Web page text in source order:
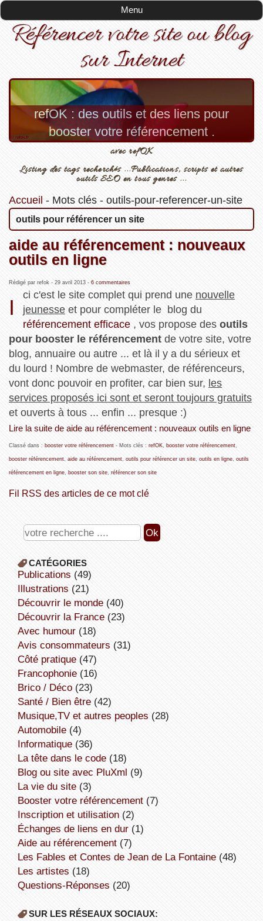
Menu
Référencer votre site ou blog
sur Internet
refOK : des outils et des liens pour
booster votre référencement .
avec refOK
Listing des tags recherchés ...Publications, scripts et autres
outils SEO en tous genres ...
Accueil - Mots clés- outils-pour-referencer-un-site
outils pour référencer un site
aide au référencement : nouveaux
outils en ligne
Rédigé par refok - 29 avril 2013- 6 commentaires
I
ci c'est le site complet qui prend une nouvelle
jeunesse et pour compléter le blog du
référencement efficace , vos propose desoutils
pour booster le référencementde votre site, votre
blog, annuaire ou autre ... et là il y a du sérieux et
du lourd ! Nombre de webmaster, de référenceurs,
vont donc pouvoir en profiter, car bien sur, les
services proposés ici sont et seront toujours gratuits
et ouverts à tous ... enfin ... presque :)
Lire la suite de aide au référencement : nouveaux outils en ligne
Classé dans : booster votre référencement- Mots clés : refOK, booster votre référencement,
booster référencement, aide au référencement, outils pour référencer un site, outils en ligne, outils
référencement en ligne, booster son site, référencer son site
Fil RSS des articles de ce mot clé
CATÉGORIES
publications (49)
illustrations (21)
découvrir le monde(40)
découvrir la France(23)
avec humour(18)
avis consommateurs (31)
côté pratique(47)
Francophonie(16)
Brico / Déco(23)
Santé / Bien être(42)
Musique,TV et autres peoples (28)
Automobile(4)
informatique(36)
la tête dans le code(18)
Blog ou site avec PluXml (9)
la vie du site(3)
booster votre référencement(7)
inscription et utilisation(2)
échanges de liens en dur(1)
aide au référencement(7)
Les Fables et Contes de Jean de La Fontaine(48)
Les artistes (18)
Questions-Réponses (20)
SUR LES RÉSEAUX SOCIAUX: